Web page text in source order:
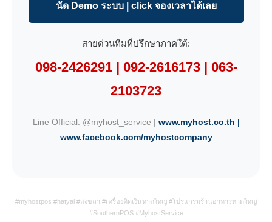
นัด Demo ระบบ | click จองเวลาได้เลย
สายด่วนทีมที่ปรึกษาภาคใต้:
098-2426291 | 092-2616173 | 063-
2103723
Line Official: @myhost_service | www.myhost.co.th |
www.facebook.com/myhostcompany
#myhostpos #hatyai #สงขลา #เครื่องคิดเงินหาดใหญ่ #โปรแกรมร้านอาหารหาดใหญ่
#SouthernPOS #MyhostService